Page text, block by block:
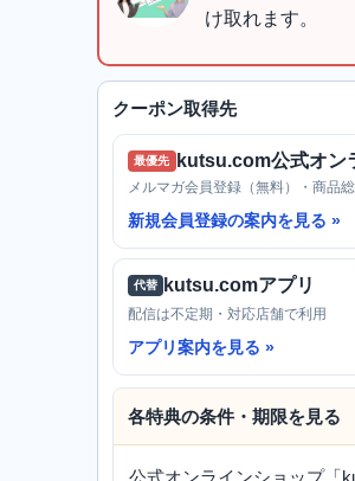
け取れます。
クーポン取得先
最優先 kutsu.com公式オン
メルマガ会員登録（無料）・商品
新規会員登録の案内を見る
代替 kutsu.comアプリ
配信は不定期・対応店舗で利用
アプリ案内を見る
各特典の条件・期限を見る